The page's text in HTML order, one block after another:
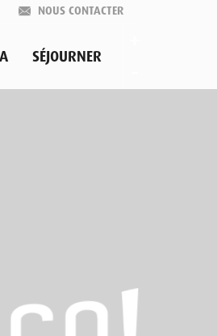
NOUS CONTACTER
SÉJOURNER